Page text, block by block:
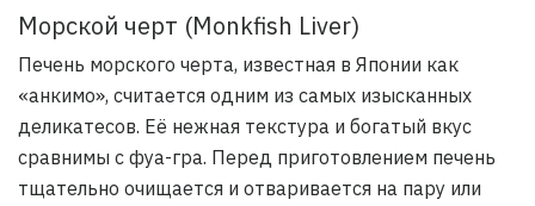
Морской черт (Monkfish Liver)
Печень морского черта, известная в Японии как
«анкимо», считается одним из самых изысканных
деликатесов. Её нежная текстура и богатый вкус
сравнимы с фуа-гра. Перед приготовлением печень
тщательно очищается и отваривается на пару или